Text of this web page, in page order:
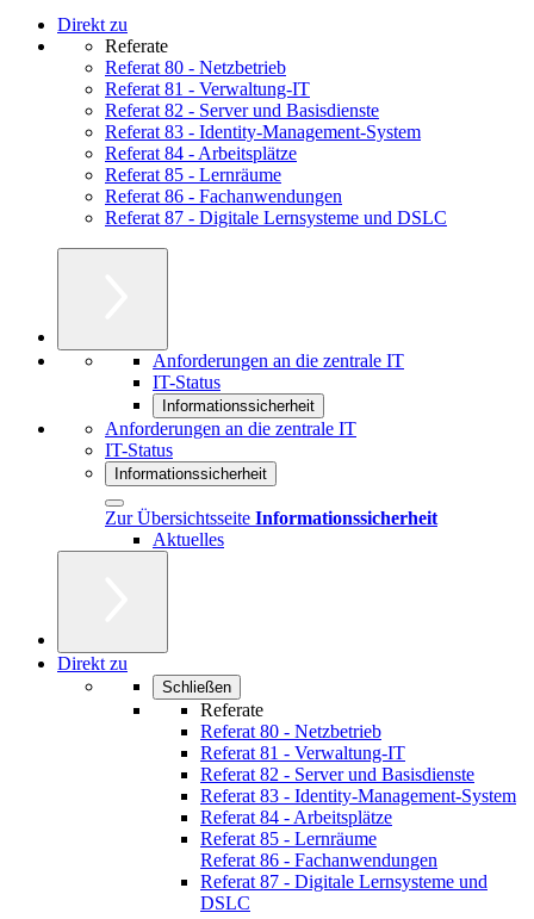
Direkt zu
Referate
Referat 80 - Netzbetrieb
Referat 81 - Verwaltung-IT
Referat 82 - Server und Basisdienste
Referat 83 - Identity-Management-System
Referat 84 - Arbeitsplätze
Referat 85 - Lernräume
Referat 86 - Fachanwendungen
Referat 87 - Digitale Lernsysteme und DSLC
Anforderungen an die zentrale IT
IT-Status
Informationssicherheit
Anforderungen an die zentrale IT
IT-Status
Informationssicherheit
Zur Übersichtsseite Informationssicherheit
Aktuelles
Direkt zu
Schließen
Referate
Referat 80 - Netzbetrieb
Referat 81 - Verwaltung-IT
Referat 82 - Server und Basisdienste
Referat 83 - Identity-Management-System
Referat 84 - Arbeitsplätze
Referat 85 - Lernräume
Referat 86 - Fachanwendungen
Referat 87 - Digitale Lernsysteme und
DSLC